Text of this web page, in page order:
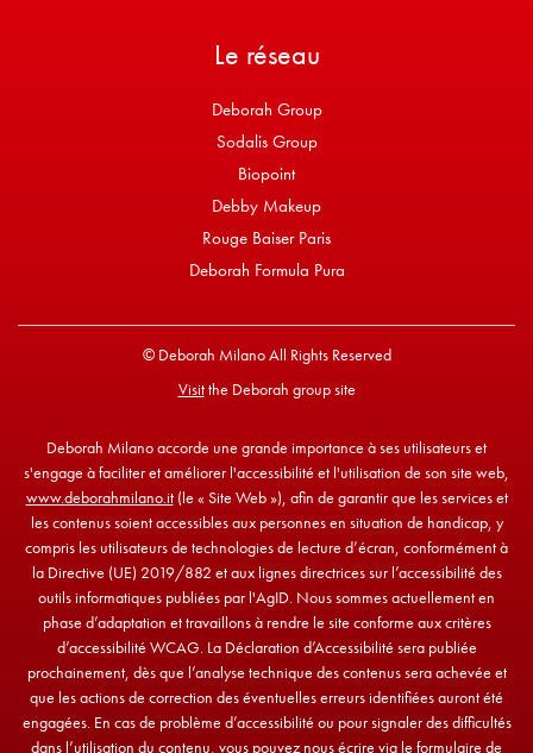
Le réseau
Deborah Group
Sodalis Group
Biopoint
Debby Makeup
Rouge Baiser Paris
Deborah Formula Pura
© Deborah Milano All Rights Reserved
Visitthe Deborah group site
Deborah Milano accorde une grande importance à ses utilisateurs et
s'engage à faciliter et améliorer l'accessibilité et l'utilisation de son site web,
www.deborahmilano.it(le « Site Web »), afin de garantir que les services et
les contenus soient accessibles aux personnes en situation de handicap, y
compris les utilisateurs de technologies de lecture d’écran, conformément à
la Directive (UE) 2019/882 et aux lignes directrices sur l’accessibilité des
outils informatiques publiées par l'AgID. Nous sommes actuellement en
phase d’adaptation et travaillons à rendre le site conforme aux critères
d’accessibilité WCAG. La Déclaration d’Accessibilité sera publiée
prochainement, dès que l’analyse technique des contenus sera achevée et
que les actions de correction des éventuelles erreurs identifiées auront été
engagées. En cas de problème d’accessibilité ou pour signaler des difficultés
dans l’utilisation du contenu, vous pouvez nous écrire via le formulaire de